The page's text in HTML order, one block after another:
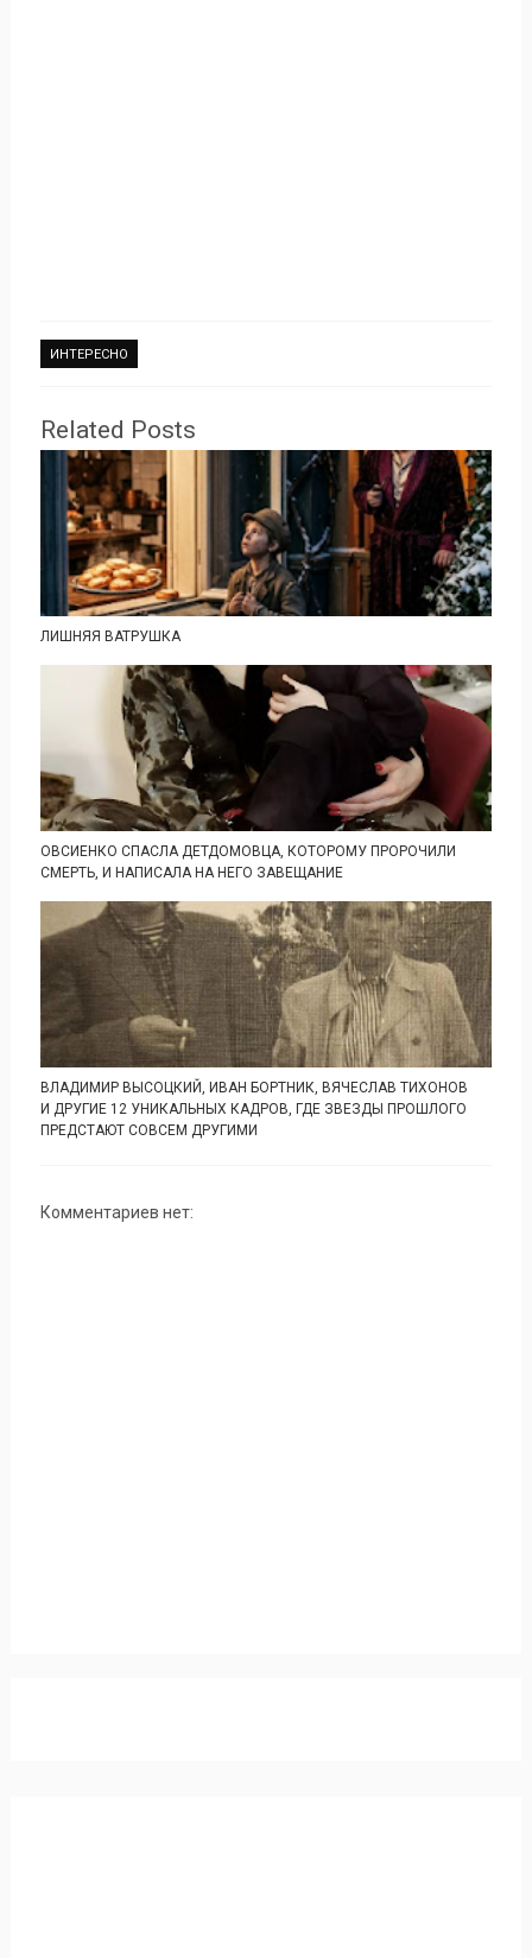
ИНТЕРЕСНО
Related Posts
ЛИШНЯЯ ВАТРУШКА
ОВСИЕНКО СПАСЛА ДЕТДОМОВЦА, КОТОРОМУ ПРОРОЧИЛИ
СМЕРТЬ, И НАПИСАЛА НА НЕГО ЗАВЕЩАНИЕ
ВЛАДИМИР ВЫСОЦКИЙ, ИВАН БОРТНИК, ВЯЧЕСЛАВ ТИХОНОВ
И ДРУГИЕ 12 УНИКАЛЬНЫХ КАДРОВ, ГДЕ ЗВЕЗДЫ ПРОШЛОГО
ПРЕДСТАЮТ СОВСЕМ ДРУГИМИ
Комментариев нет: